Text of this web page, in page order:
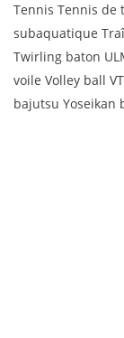
Tennis Tennis de
subaquatique
Twirling baton
voile Volley ball
bajutsu Yoseikan